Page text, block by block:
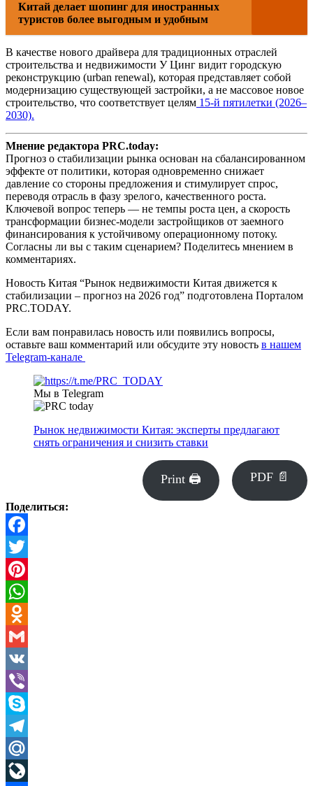
Китай делает шопинг для иностранных
туристов более выгодным и удобным
В качестве нового драйвера для традиционных отраслей
строительства и недвижимости У Цинг видит городскую
реконструкцию (urban renewal), которая представляет собой
модернизацию существующей застройки, а не массовое новое
строительство, что соответствует целям 15-й пятилетки (2026–
2030).
Мнение редактора PRC.today:
Прогноз о стабилизации рынка основан на сбалансированном
эффекте от политики, которая одновременно снижает
давление со стороны предложения и стимулирует спрос,
переводя отрасль в фазу зрелого, качественного роста.
Ключевой вопрос теперь — не темпы роста цен, а скорость
трансформации бизнес-модели застройщиков от заемного
финансирования к устойчивому операционному потоку.
Согласны ли вы с таким сценарием? Поделитесь мнением в
комментариях.
Новость Китая “Рынок недвижимости Китая движется к
стабилизации – прогноз на 2026 год” подготовлена Порталом
PRC.TODAY.
Если вам понравилась новость или появились вопросы,
оставьте ваш комментарий или обсудите эту новость в нашем
Telegram-канале
Мы в Telegram
Рынок недвижимости Китая: эксперты предлагают
снять ограничения и снизить ставки
Print 🖨 PDF 📄
Поделиться:
Facebook
Twitter
Pinterest
WhatsApp
Odnoklassniki
Gmail
VK
Viber
Skype
Telegram
Mail.Ru